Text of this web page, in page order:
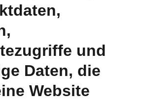
und
Daten, die
Website